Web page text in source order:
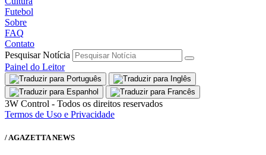
Futebol
Sobre
FAQ
Contato
Pesquisar Notícia
Painel do Leitor
3W Control - Todos os direitos reservados
Termos de Uso e Privacidade
/ AGAZETTA NEWS